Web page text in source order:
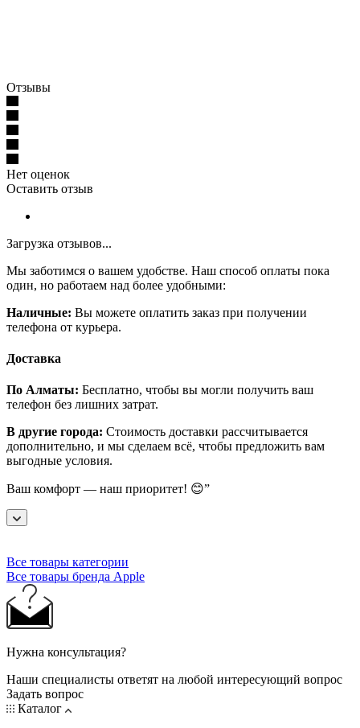
Отзывы
Нет оценок
Оставить отзыв
Загрузка отзывов...
Мы заботимся о вашем удобстве. Наш способ оплаты пока
один, но работаем над более удобными:
Наличные: Вы можете оплатить заказ при получении
телефона от курьера.
Доставка
По Алматы: Бесплатно, чтобы вы могли получить ваш
телефон без лишних затрат.
В другие города: Стоимость доставки рассчитывается
дополнительно, и мы сделаем всё, чтобы предложить вам
выгодные условия.
Ваш комфорт — наш приоритет! 😊”
Все товары категории
Все товары бренда Apple
Нужна консультация?
Наши специалисты ответят на любой интересующий вопрос
Задать вопрос
Каталог